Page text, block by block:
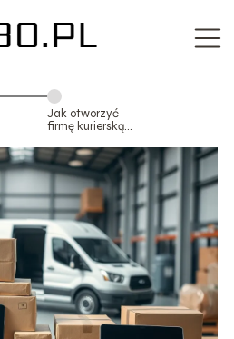
Jak otworzyć
firmę kurierską